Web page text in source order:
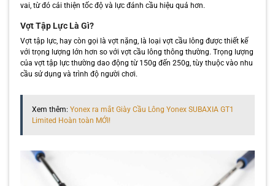
vai, từ đó cải thiện tốc độ và lực đánh cầu hiệu quả hơn.
Vợt Tập Lực Là Gì?
Vợt tập lực, hay còn gọi là vợt nặng, là loại vợt cầu lông được thiết kế
với trọng lượng lớn hơn so với vợt cầu lông thông thường. Trọng lượng
của vợt tập lực thường dao động từ 150g đến 250g, tùy thuộc vào nhu
cầu sử dụng và trình độ người chơi.
Xem thêm: Yonex ra mắt Giày Cầu Lông Yonex SUBAXIA GT1
Limited Hoàn toàn MỚI!